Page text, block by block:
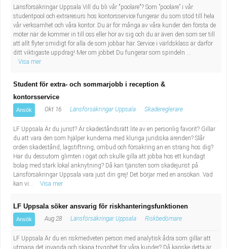
Länsförsäkringar Uppsala Vill du bli vår "poolare"? Som ”poolare” i vår
studentpool och extraresurs hos kontorsservice fungerar du som stöd till hela
vår verksamhet och våra kontor. Du är för många av våra kunder den första de
möter när de kommer in till oss eller hör av sig och du är även den som ser till
att allt flyter smidigt för alla de som jobbar här. Service i världsklass är därför
ditt viktigaste uppdrag! Mer om jobbet Du fungerar som spindeln ...
Visa mer
Student för extra- och sommarjobb i reception &
kontorsservice
Ansök Okt 16 Länsförsäkringar Uppsala Skadereglerare
LF Uppsala Är du jurist? Är skadeståndsrätt lite av en personlig favorit? Gillar
du att vara den som hjälper kunderna med kluriga juridiska ärenden? Slår
orden skadestånd, lagstiftning, ombud och försäkring an en sträng hos dig?
Har du dessutom glimten i ögat och skulle gilla att jobba hos ett kundägt
bolag med stark lokal anknytning? Då kan tjänsten som skadejurist på
Länsförsäkringar Uppsala vara just din grej! Det börjar med en ansökan. Vad
kan vi...
Visa mer
LF Uppsala söker ansvarig för riskhanteringsfunktionen
Ansök Aug 28 Länsförsäkringar Uppsala Riskbedömare
LF Uppsala Är du en riskmedveten person med analytisk ådra som gillar att
utmana det invanda och skapa trygghet för våra kunder? Då kanske detta är